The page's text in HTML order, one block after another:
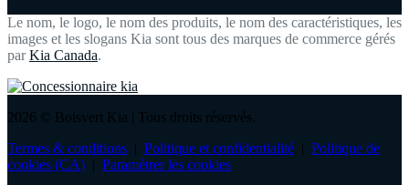
Le nom, le logo, le nom des produits, le nom des caractéristiques, les
images et les slogans Kia sont tous des marques de commerce gérés
parKia Canada.
2026 © Boisvert Kia | Tous droits réservés.
Termes & conditions | Politique et confidentialité | Politique de
cookies (CA) | Paramétrer les cookies